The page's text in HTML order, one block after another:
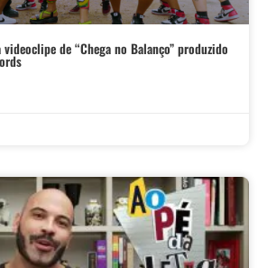
de “Chega no Balanço” produzido